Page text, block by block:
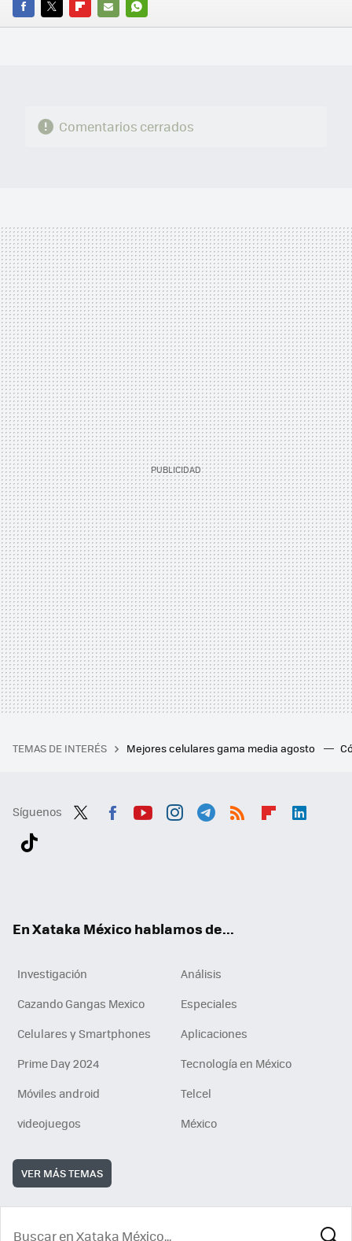
FACEBOOK
TWITTERFLIPBOARD
E-
WHATSAPP
Comentarios cerrados
TEMAS DE INTERÉS Mejores celulares gama media agosto
Síguenos
En Xataka México hablamos de...
Investigación
Análisis
Cazando Gangas Mexico
Especiales
Celulares y Smartphones
Aplicaciones
Prime Day 2024
Tecnología en México
Móviles android
Telcel
videojuegos
México
VER MÁS TEMAS